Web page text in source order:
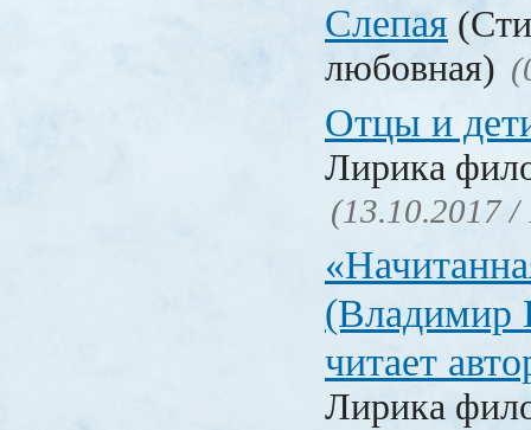
Слепая
любовная)
Отцы и
Лирика
(13.10.2017 /
(Владимир
читает
Лирика